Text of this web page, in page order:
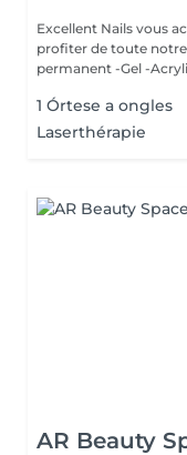
Excellent Nails vous
profiter de toute notre
permanent -Gel -
1 Órtese a ongles
Laserthérapie
AR Beauty